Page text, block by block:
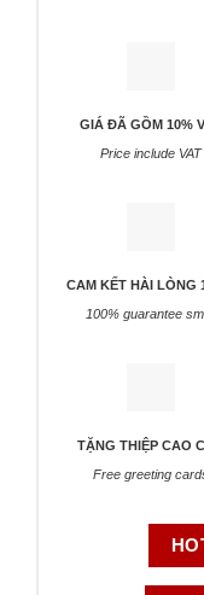
GIÁ ĐÃ GỒM 10%
Price include VAT
CAM KẾT HÀI LÒNG
100% guarantee
TẶNG THIỆP CAO
Free greeting